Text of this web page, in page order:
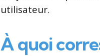
utilisateur.
À quoi